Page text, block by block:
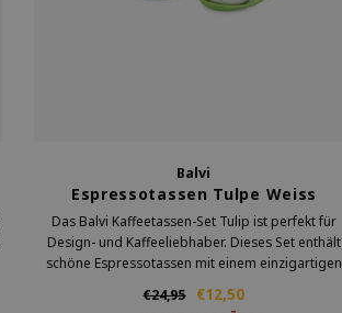
Balvi
Espressotassen Tulpe Weiss
Das Balvi Kaffeetassen-Set Tulip ist perfekt für
Design- und Kaffeeliebhaber. Dieses Set enthält
schöne Espressotassen mit einem einzigartigen
Kaffeemoment einen Hauch von Eleganz.
€24,95 €12,50